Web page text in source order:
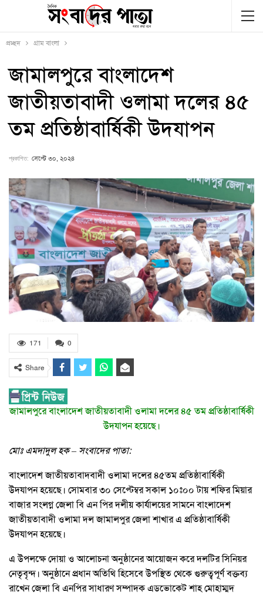
প্রচ্ছদ গ্রাম বাংলা
জামালপুরে বাংলাদেশ
জাতীয়তাবাদী ওলামা দলের ৪৫
তম প্রতিষ্ঠাবার্ষিকী উদযাপন
প্রকাশিত: সেপ্টে ৩০, ২০২৪
0
171
Share
জামালপুরে বাংলাদেশ জাতীয়তাবাদী ওলামা দলের ৪৫ তম প্রতিষ্ঠাবার্ষিকী
উদযাপন হয়েছে।
মোঃ এমদাদুল হক – সংবাদের পাতা:
বাংলাদেশ জাতীয়তাবাদবাদী ওলামা দলের ৪৫তম প্রতিষ্ঠাবার্ষিকী
উদযাপন হয়েছে। সোমবার ৩০ সেপ্টেম্বর সকাল ১০ঃ০০ টায় শফির মিয়ার
বাজার সংলগ্ন জেলা বি এন পির দলীয় কার্যালয়ের সামনে বাংলাদেশ
জাতীয়তাবাদী ওলামা দল জামালপুর জেলা শাখার এ প্রতিষ্ঠাবার্ষিকী
উদযাপন হয়েছে।
এ উপলক্ষে দোয়া ও আলোচনা অনুষ্ঠানের আয়োজন করে দলটির সিনিয়র
নেতৃবৃন্দ। অনুষ্ঠানে প্রধান অতিথি হিসেবে উপস্থিত থেকে গুরুত্বপূর্ণ বক্তব্য
রাখেন জেলা বি এনপির সাধারণ সম্পাদক এডভোকেট শাহ মোহাম্মদ